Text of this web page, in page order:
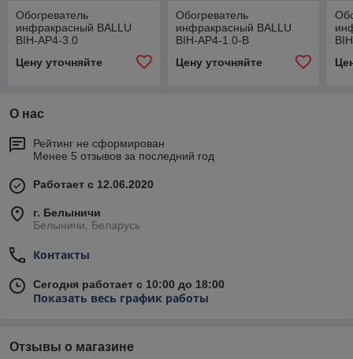
Обогреватель
инфракрасный BALLU
BIH-AP4-3.0
Цену уточняйте
Обогреватель
инфракрасный BALLU
BIH-AP4-1.0-B
Цену уточняйте
О нас
Рейтинг не сформирован
Менее 5 отзывов за последний год
Работает с 12.06.2020
г. Белыничи
Белыничи, Беларусь
Контакты
Сегодня работает с 10:00 до 18:00
Показать весь график работы
Отзывы о магазине